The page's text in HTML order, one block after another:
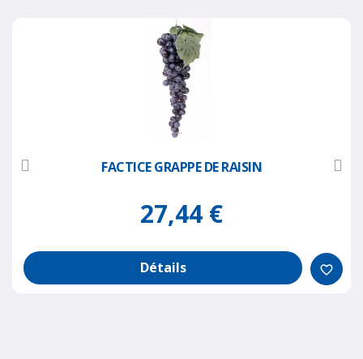
FACTICE GRAPPE DE RAISIN
27,44 €
Détails favorite_border